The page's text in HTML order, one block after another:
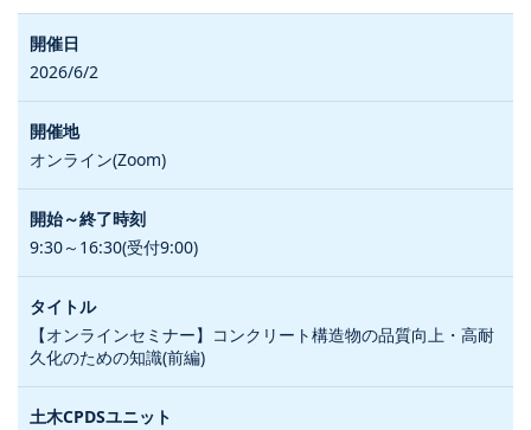
2026/6/2
オンライン(Zoom)
9:30～16:30(受付9:00)
【オンラインセミナー】コンクリート構造物の品質向上・高耐
久化のための知識(前編)